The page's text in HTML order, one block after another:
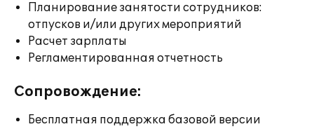
Планирование занятости сотрудников:
отпусков и/или других мероприятий
Расчет зарплаты
Регламентированная отчетность
Сопровождение:
Бесплатная поддержка базовой версии